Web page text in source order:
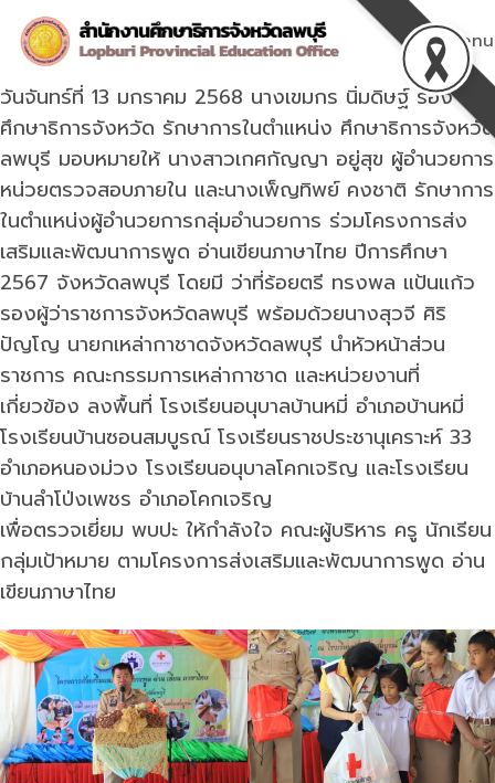
content
Menu
วันจันทร์ที่ 13 มกราคม 2568 นางเขมกร นิ่มดิษฐ์ รอง
ศึกษาธิการจังหวัด รักษาการในตำแหน่ง ศึกษาธิการจังหวัด
ลพบุรี มอบหมายให้ นางสาวเกศกัญญา อยู่สุข ผู้อำนวยการ
หน่วยตรวจสอบภายใน และนางเพ็ญทิพย์ คงชาติ รักษาการ
ในตำแหน่งผู้อำนวยการกลุ่มอำนวยการ ร่วมโครงการส่ง
เสริมและพัฒนาการพูด อ่านเขียนภาษาไทย ปีการศึกษา
2567 จังหวัดลพบุรี โดยมี ว่าที่ร้อยตรี ทรงพล แป้นแก้ว
รองผู้ว่าราชการจังหวัดลพบุรี พร้อมด้วยนางสุวจี ศิริ
ปัญโญ นายกเหล่ากาชาดจังหวัดลพบุรี นำหัวหน้าส่วน
ราชการ คณะกรรมการเหล่ากาชาด และหน่วยงานที่
เกี่ยวข้อง ลงพื้นที่ โรงเรียนอนุบาลบ้านหมี่ อำเภอบ้านหมี่
โรงเรียนบ้านซอนสมบูรณ์ โรงเรียนราชประชานุเคราะห์ 33
อำเภอหนองม่วง โรงเรียนอนุบาลโคกเจริญ และโรงเรียน
บ้านลำโป่งเพชร อำเภอโคกเจริญ
เพื่อตรวจเยี่ยม พบปะ ให้กำลังใจ คณะผู้บริหาร ครู นักเรียน
กลุ่มเป้าหมาย ตามโครงการส่งเสริมและพัฒนาการพูด อ่าน
เขียนภาษาไทย